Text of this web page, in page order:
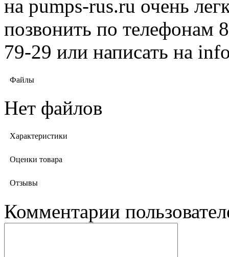
на pumps-rus.ru очень
позвонить по телефонам
79-29 или написать на
Файлы
Нет файлов
Характеристики
Оценки товара
Отзывы
Комментарии